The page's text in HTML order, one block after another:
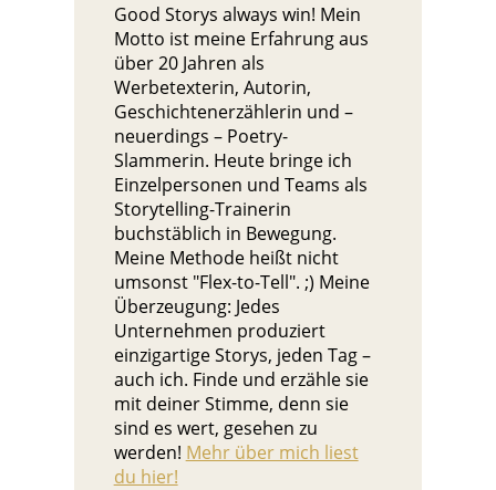
Good Storys always win! Mein
Motto ist meine Erfahrung aus
über 20 Jahren als
Werbetexterin, Autorin,
Geschichtenerzählerin und –
neuerdings – Poetry-
Slammerin. Heute bringe ich
Einzelpersonen und Teams als
Storytelling-Trainerin
buchstäblich in Bewegung.
Meine Methode heißt nicht
umsonst "Flex-to-Tell". ;) Meine
Überzeugung: Jedes
Unternehmen produziert
einzigartige Storys, jeden Tag –
auch ich. Finde und erzähle sie
mit deiner Stimme, denn sie
sind es wert, gesehen zu
werden! Mehr über mich liest
du hier!